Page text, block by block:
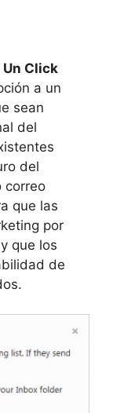
Click
a un
sean
del
del
correo
que las
por
que los
de